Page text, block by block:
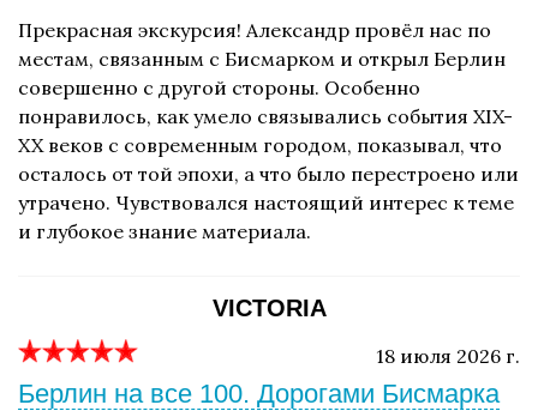
Прекрасная экскурсия! Александр провёл нас по
местам, связанным с Бисмарком и открыл Берлин
совершенно с другой стороны. Особенно
понравилось, как умело связывались события XIX-
XX веков с современным городом, показывал, что
осталось от той эпохи, а что было перестроено или
утрачено. Чувствовался настоящий интерес к теме
и глубокое знание материала.
VICTORIA
18 июля 2026 г.
Берлин на все 100. Дорогами Бисмарка